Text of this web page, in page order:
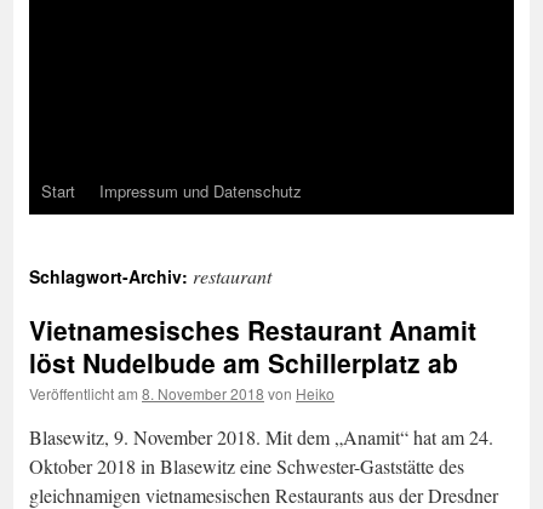
Start Impressum und Datenschutz
Schlagwort-Archiv: restaurant
Vietnamesisches Restaurant Anamit
löst Nudelbude am Schillerplatz ab
Veröffentlicht am 8. November 2018 von Heiko
Blasewitz, 9. November 2018. Mit dem „Anamit“ hat am 24.
Oktober 2018 in Blasewitz eine Schwester-Gaststätte des
gleichnamigen vietnamesischen Restaurants aus der Dresdner